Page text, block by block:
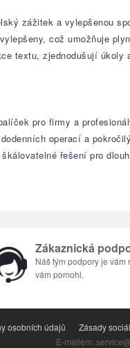
zážitek a vylepšenou
což umožňuje
textu, zjednodušují
pro firmy a
operací a
řešení pro
Zákaznická
Náš tým podpory je
vám pomohl.
osobních údajů Zásady
E-mailem: